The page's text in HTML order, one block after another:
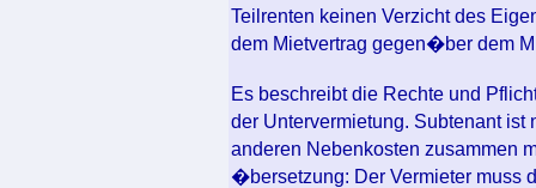
Teilrenten keinen Verzicht des
dem Mietvertrag gegen�ber dem
Es beschreibt die Rechte und
der Untervermietung. Subtenant
anderen Nebenkosten zusammen
�bersetzung: Der Vermieter muss